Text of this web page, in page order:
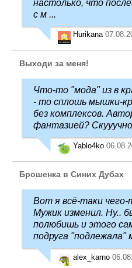
настолько, что
с м ...
Hurikana
Выходи за меня!
Что-то "мода" из в
- то сплошь мышки-
без комплексов.
фантазией?
Yablo4ko
Брошенка в Синих Дубах
Вот я всё-таки
Мужик изменил. Ну..
полюбишь и этого
подруга "подлежала"
alex_karno